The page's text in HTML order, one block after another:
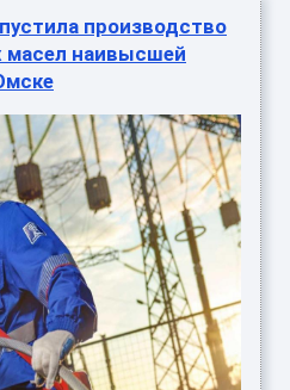
производство
наивысшей